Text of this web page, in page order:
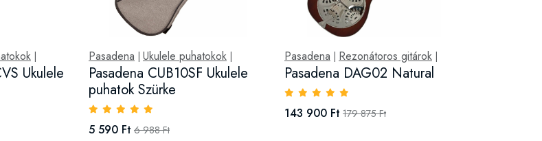
Ukulele
Pasadena Ukulele puhatokok|
Pasadena CUB10SF Ukulele
puhatok Szürke
5 590 Ft 6 988 Ft
Pasadena Rezonátoros gitárok|
Pasadena DAG02 Natural
143 900 Ft 179 875 Ft